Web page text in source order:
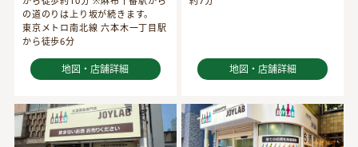
の道のりは上り坂が続きます。
東京メトロ南北線 六本木一丁目駅
から徒歩6分
地図・店舗詳細 地図・店舗詳細